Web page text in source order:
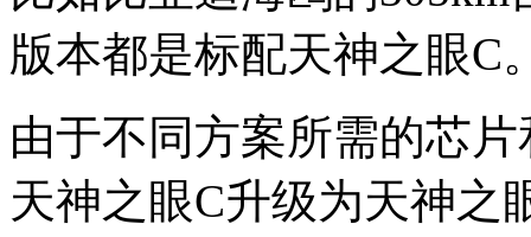
版本都是标配天神之眼C
由于不同方案所需的芯
天神之眼C升级为天神之